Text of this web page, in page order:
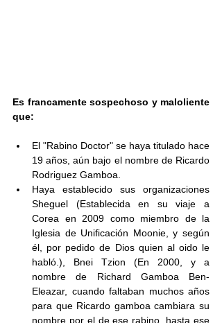
Es francamente sospechoso y maloliente
que:
El "Rabino Doctor" se haya titulado hace
19 años, aún bajo el nombre de Ricardo
Rodriguez Gamboa.
Haya establecido sus organizaciones
Sheguel (Establecida en su viaje a
Corea en 2009 como miembro de la
Iglesia de Unificación Moonie, y según
él, por pedido de Dios quien al oido le
habló.), Bnei Tzion (En 2000, y a
nombre de Richard Gamboa Ben-
Eleazar, cuando faltaban muchos años
para que Ricardo gamboa cambiara su
nombre por el de ese rabino, hasta ese